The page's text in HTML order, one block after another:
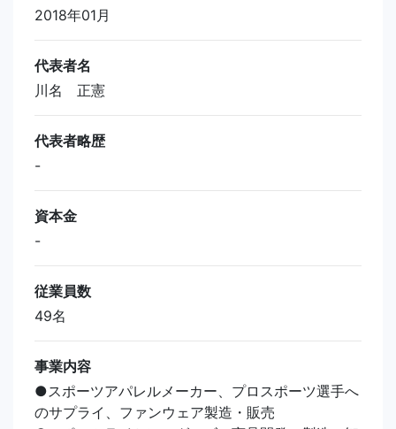
2018年01月
代表者名
川名 正憲
代表者略歴
-
資本金
-
従業員数
49名
事業内容
●スポーツアパレルメーカー、プロスポーツ選手へ
のサプライ、ファンウェア製造・販売